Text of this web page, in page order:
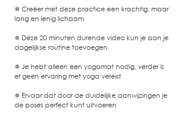
✵ Creëer met deze practice een krachtig, maar
lang en lenig lichaam
✵ Deze 20 minuten durende video kun je aan je
dagelijkse routine toevoegen
✵ Je hebt alleen een yogamat nodig, verder is
er geen ervaring met yoga vereist
✵ Ervaar dat door de duidelijke aanwijzingen je
de poses perfect kunt uitvoeren